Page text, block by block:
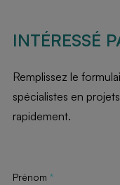
INTÉRESSÉ
Remplissez le
spécialistes en
rapidement.
Prénom *